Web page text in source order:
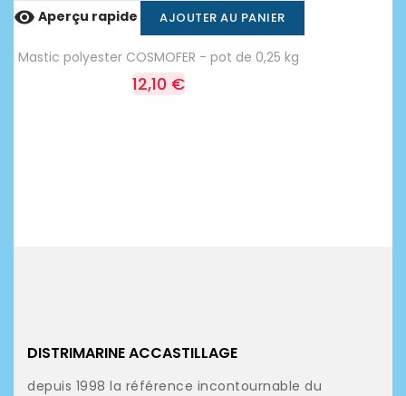
 Aperçu rapide AJOUTER AU PANIER
Mastic polyester COSMOFER - pot de 0,25 kg
12,10 €
DISTRIMARINE ACCASTILLAGE
depuis 1998 la référence incontournable du